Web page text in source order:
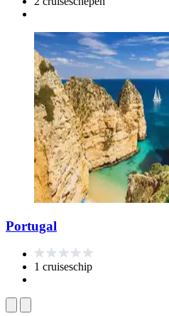
Portugal
1 cruiseschip